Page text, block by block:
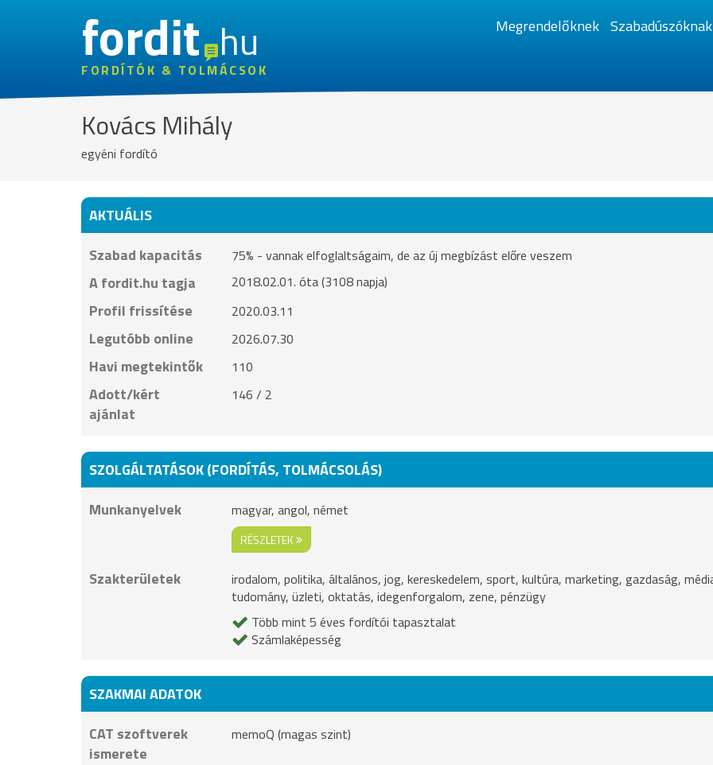
fordithu
FORDÍTÓK & TOLMÁCSOK
Megrendelőknek Szabadúszóknak
Kovács Mihály
egyéni fordító
AKTUÁLIS
Szabad kapacitás
75% - vannak elfoglaltságaim, de az új megbízást előre veszem
A fordit.hu tagja 2018.02.01. óta (3108 napja)
Profil frissítése 2020.03.11
Legutóbb online 2026.07.30
Havi megtekintők 110
Adott/kért
ajánlat
146 / 2
SZOLGÁLTATÁSOK (FORDÍTÁS, TOLMÁCSOLÁS)
Munkanyelvek
magyar, angol, német
RÉSZLETEK
Szakterületek
irodalom, politika, általános, jog, kereskedelem, sport, kultúra, marketing, gazdaság,
tudomány, üzleti, oktatás, idegenforgalom, zene, pénzügy
Több mint 5 éves fordítói tapasztalat
Számlaképesség
SZAKMAI ADATOK
CAT szoftverek
ismerete
memoQ (magas szint)